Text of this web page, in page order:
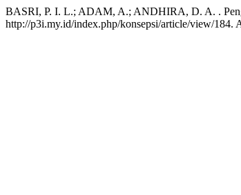
BASRI, P. I. L.; ADAM, A.; ANDHIRA, D. A. .
http://p3i.my.id/index.php/konsepsi/article/view/184.